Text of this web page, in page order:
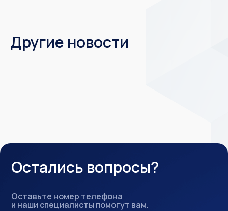
Другие новости
Остались вопросы?
Оставьте номер телефона
и наши специалисты помогут вам.